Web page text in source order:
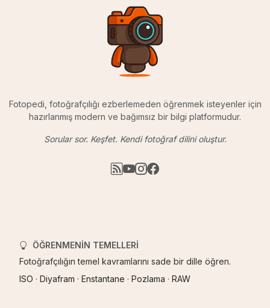
Fotopedi, fotoğrafçılığı ezberlemeden öğrenmek isteyenler için
hazırlanmış modern ve bağımsız bir bilgi platformudur.
Sorular sor. Keşfet. Kendi fotoğraf dilini oluştur.
ÖĞRENMENIN TEMELLERI
Fotoğrafçılığın temel kavramlarını sade bir dille öğren.
ISO · Diyafram · Enstantane · Pozlama · RAW